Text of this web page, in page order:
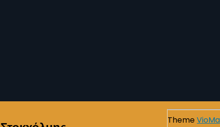
Theme